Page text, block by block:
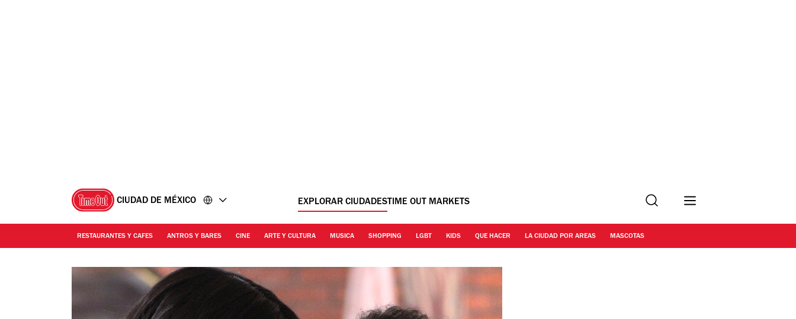
CIUDAD DE MÉXICO EXPLORAR CIUDADESTIME OUT MARKETS Buscar
RESTAURANTES Y CAFES ANTROS Y BARES CINE ARTE Y CULTURA MUSICA SHOPPING LGBT KIDS QUE HACER LA CIUDAD POR AREAS MASCOTAS